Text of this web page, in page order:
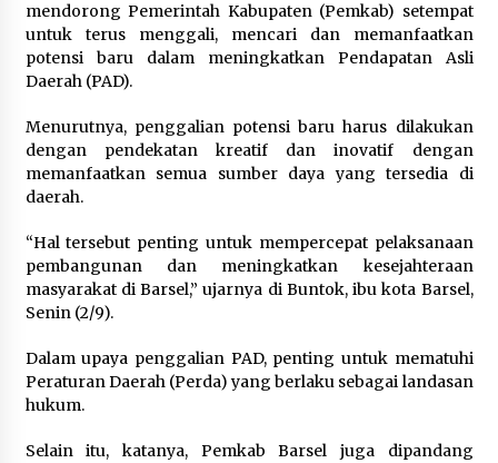
Pelajar di HST Musnahkan Barang Bukti
Kejaksaan, Ada Apa?
mendorong Pemerintah Kabupaten (Pemkab) setempat
untuk terus menggali, mencari dan memanfaatkan
potensi baru dalam meningkatkan Pendapatan Asli
Daerah (PAD).
Menurutnya, penggalian potensi baru harus dilakukan
dengan pendekatan kreatif dan inovatif dengan
memanfaatkan semua sumber daya yang tersedia di
daerah.
“Hal tersebut penting untuk mempercepat pelaksanaan
pembangunan dan meningkatkan kesejahteraan
masyarakat di Barsel,” ujarnya di Buntok, ibu kota Barsel,
Senin (2/9).
Dalam upaya penggalian PAD, penting untuk mematuhi
Peraturan Daerah (Perda) yang berlaku sebagai landasan
hukum.
Selain itu, katanya, Pemkab Barsel juga dipandang